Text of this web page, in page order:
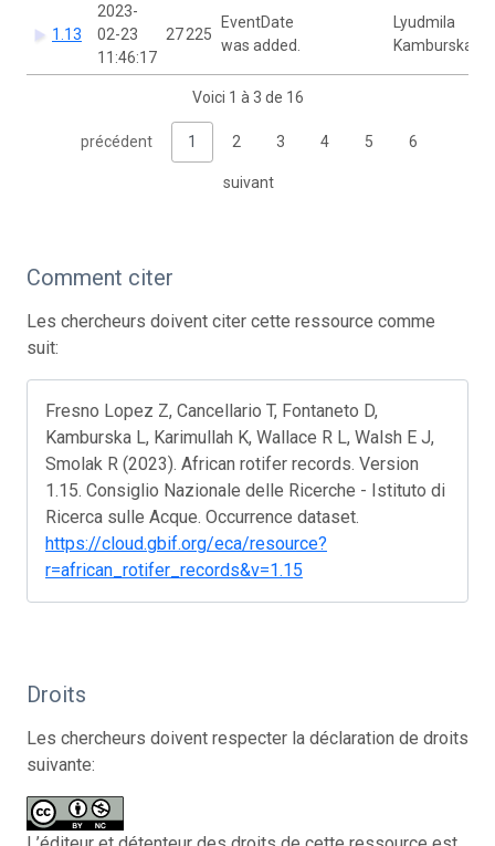
1.13
2023-
02-23
11:46:17
27 225
EventDate
was added.
Lyudmila
Kamburska
Voici 1 à 3 de 16
précédent 1 2 3 4 5 6
suivant
Comment citer
Les chercheurs doivent citer cette ressource comme
suit:
Fresno Lopez Z, Cancellario T, Fontaneto D,
Kamburska L, Karimullah K, Wallace R L, Walsh E J,
Smolak R (2023). African rotifer records. Version
1.15. Consiglio Nazionale delle Ricerche - Istituto di
Ricerca sulle Acque. Occurrence dataset.
https://cloud.gbif.org/eca/resource?
r=african_rotifer_records&v=1.15
Droits
Les chercheurs doivent respecter la déclaration de droits
suivante: